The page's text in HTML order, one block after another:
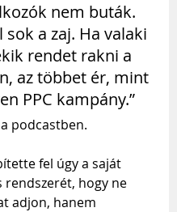
nem buták.
sok a zaj. Ha valaki
rendet rakni a
az többet ér, mint
PPC kampány.”
podcastben.
fel úgy a saját
rendszerét, hogy ne
adjon, hanem